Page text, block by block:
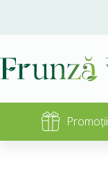
Promoții